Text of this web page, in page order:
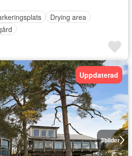
Drying area
3bilder
Uppdaterad